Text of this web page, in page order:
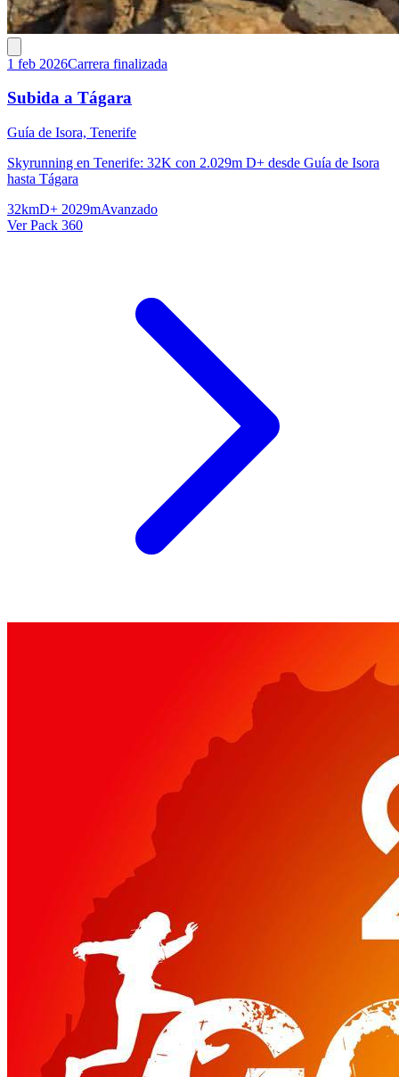
1 feb 2026Carrera finalizada
Subida a Tágara
Guía de Isora, Tenerife
Skyrunning en Tenerife: 32K con 2.029m D+ desde Guía de Isora
hasta Tágara
32kmD+ 2029mAvanzado
Ver Pack 360